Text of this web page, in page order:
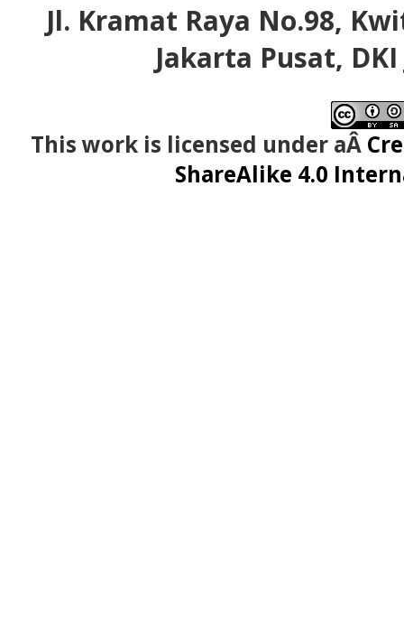
Jl. Kramat Raya No.98,
Jakarta Pusat,
This work is licensed under aÂ
ShareAlike 4.0